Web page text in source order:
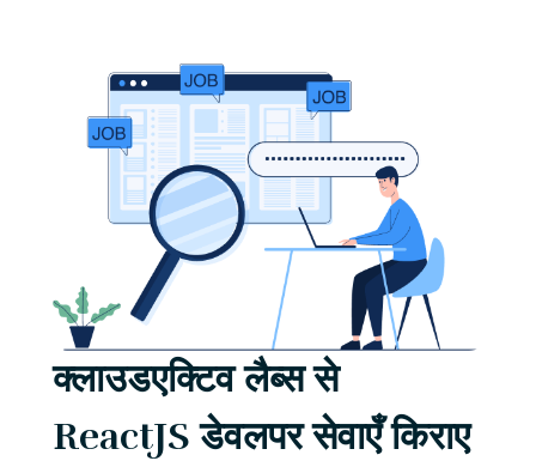
क्लाउडएक्टिव लैब्स से
ReactJS डेवलपर सेवाएँ किराए